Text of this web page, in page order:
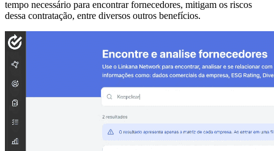
tempo necessário para encontrar fornecedores, mitigam os riscos
dessa contratação, entre diversos outros benefícios.